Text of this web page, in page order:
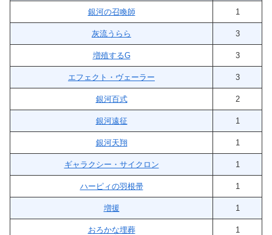
銀河の召喚師 1
灰流うらら 3
増殖するG 3
エフェクト・ヴェーラー 3
銀河百式 2
銀河遠征 1
銀河天翔 1
ギャラクシー・サイクロン 1
ハーピィの羽根帚 1
増援 1
おろかな埋葬 1